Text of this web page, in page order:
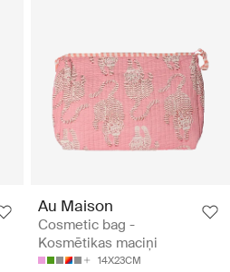
Au Maison
Cosmetic bag -
Kosmētikas maciņi
14X23CM